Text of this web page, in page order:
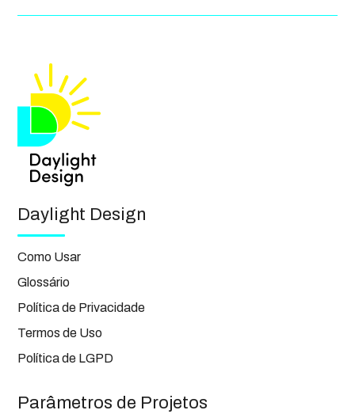
Daylight Design
Como Usar
Glossário
Política de Privacidade
Termos de Uso
Política de LGPD
Parâmetros de Projetos